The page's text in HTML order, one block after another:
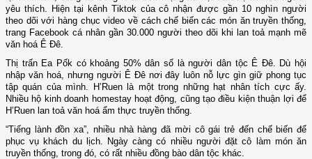
yêu thích. Hiện tại kênh Tiktok của cô nhận được gần 10 nghìn người
theo dõi với hàng chục video về cách chế biến các món ăn truyền thống,
trang Facebook cá nhân gần 30.000 người theo dõi khi lan toả mạnh mẽ
văn hoá Ê Đê.
Thị trấn Ea Pốk có khoảng 50% dân số là người dân tộc Ê Đê. Dù hội
nhập văn hoá, nhưng người Ê Đê nơi đây luôn nỗ lực gìn giữ phong tục
tập quán của mình. H’Ruen là một trong những hạt nhân tích cực ấy.
Nhiều hộ kinh doanh homestay hoạt động, cũng tạo điều kiện thuận lợi để
H’Ruen lan toả văn hoá ẩm thực truyền thống.
“Tiếng lành đồn xa”, nhiều nhà hàng đã mời cô gái trẻ đến chế biến để
phục vụ khách du lịch. Ngày càng có nhiều người đặt cô làm món ăn
truyền thống, trong đó, có rất nhiều đồng bào dân tộc khác.